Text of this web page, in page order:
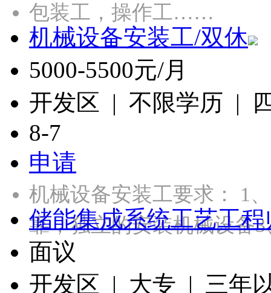
包装工，操作工……
机械设备安装工/双休
5000-5500元/月
开发区 | 不限学历 |
8-7
申请
机械设备安装工要求： 1
靠，独立的安装机械设
储能集成系统工艺工程
面议
开发区 | 大专 | 三年